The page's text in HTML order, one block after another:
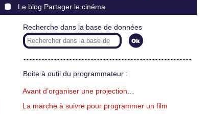
Le blog Partager le cinéma
Recherche dans la base de données
Boite à outil du programmateur :
Avant d’organiser une projection…
La marche à suivre pour programmer un film